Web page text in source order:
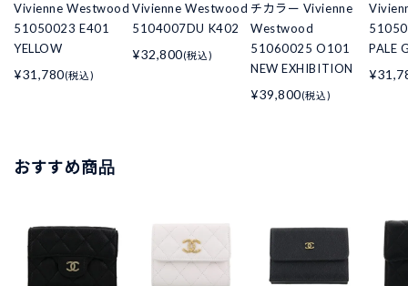
Vivienne Westwood
51050023 E401
YELLOW
¥31,780(税込)
Vivienne Westwood
5104007DU K402
¥32,800(税込)
チカラー Vivienne
Westwood
51060025 O101
NEW EXHIBITION
¥39,800(税込)
PALE
おすすめ商品